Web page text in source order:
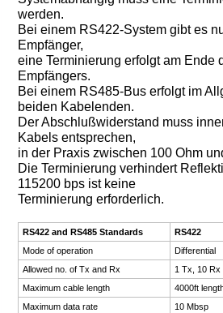
werden.
Bei einem RS422-System gibt es
Empfänger,
eine Terminierung erfolgt am Ende
Empfängers.
Bei einem RS485-Bus erfolgt im
beiden Kabelenden.
Der Abschlußwiderstand muss
Kabels entsprechen,
in der Praxis zwischen 100 Ohm
Die Terminierung verhindert
115200 bps ist keine
Terminierung erforderlich.
RS422 and RS485 Standards
RS422
Mode of operation
Differential
Allowed no. of Tx and Rx
1 Tx, 10 Rx
Maximum cable length
4000ft
Maximum data rate
10 Mbsp